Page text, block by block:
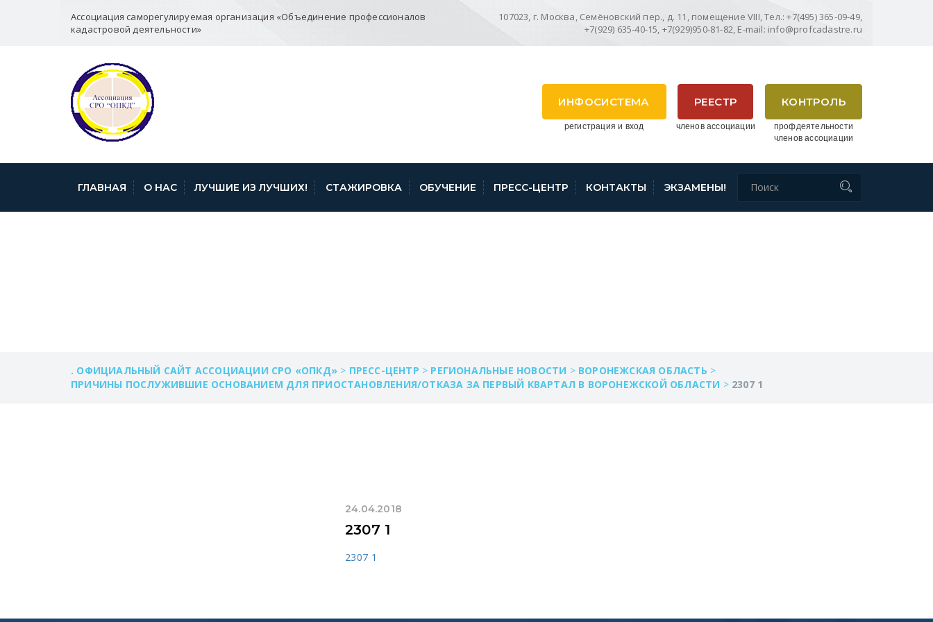
Ассоциация саморегулируемая организация «Объединение профессионалов
кадастровой деятельности»
107023, г. Москва, Семёновский пер., д. 11, помещение VIII, Тел.: +7(495) 365-09-49,
+7(929) 635-40-15, +7(929)950-81-82, E-mail: info@profcadastre.ru
КОНТРОЛЬ
профдеятельности
членов ассоциации
РЕЕСТР
членов ассоциации
ИНФОСИСТЕМА
регистрация и вход
ГЛАВНАЯ О НАС ЛУЧШИЕ ИЗ ЛУЧШИХ! СТАЖИРОВКА ОБУЧЕНИЕ ПРЕСС-ЦЕНТР КОНТАКТЫ ЭКЗАМЕНЫ!
. ОФИЦИАЛЬНЫЙ САЙТ АССОЦИАЦИИ СРО «ОПКД» > ПРЕСС-ЦЕНТР > РЕГИОНАЛЬНЫЕ НОВОСТИ > ВОРОНЕЖСКАЯ ОБЛАСТЬ >
ПРИЧИНЫ ПОСЛУЖИВШИЕ ОСНОВАНИЕМ ДЛЯ ПРИОСТАНОВЛЕНИЯ/ОТКАЗА ЗА ПЕРВЫЙ КВАРТАЛ В ВОРОНЕЖСКОЙ ОБЛАСТИ > 2307 1
24.04.2018
2307 1
2307 1